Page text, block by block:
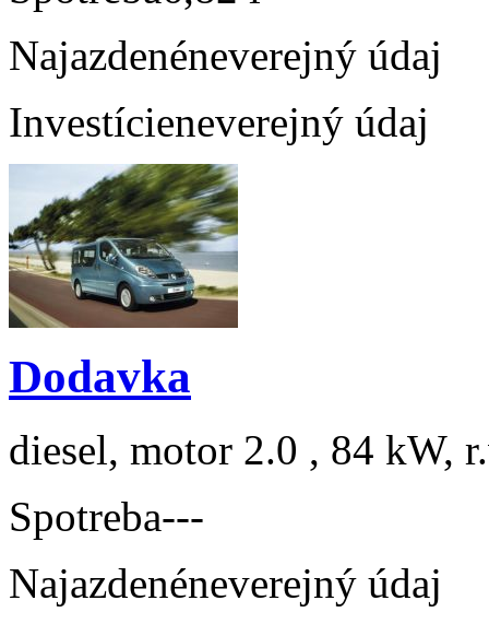
Najazdenéneverejný údaj
Investícieneverejný údaj
Dodavka
diesel, motor 2.0 , 84 kW,
Spotreba---
Najazdenéneverejný údaj